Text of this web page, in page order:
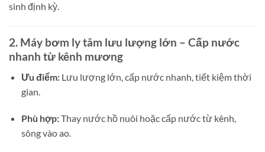
sinh định kỳ.
2. Máy bơm ly tâm lưu lượng lớn – Cấp nước
nhanh từ kênh mương
Ưu điểm:Lưu lượng lớn, cấp nước nhanh, tiết kiệm thời
gian.
Phù hợp:Thay nước hồ nuôi hoặc cấp nước từ kênh,
sông vào ao.